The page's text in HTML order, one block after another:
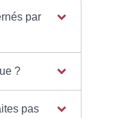
par
?
pas